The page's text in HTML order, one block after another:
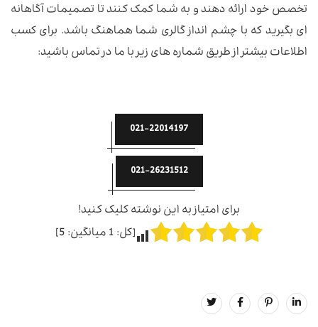
تخصص خود ارائه دهند و به شما کمک کنند تا تصمیمات آگاهانه
ای بگیرید که با چشم انداز گالری شما هماهنگ باشد. برای کسب
اطلاعات بیشتر از طریق شماره های زیر با ما در تماس باشید:
021-22014197
021-26231512
برای امتیاز به این نوشته کلیک کنید!
[کل:1میانگین:5
]